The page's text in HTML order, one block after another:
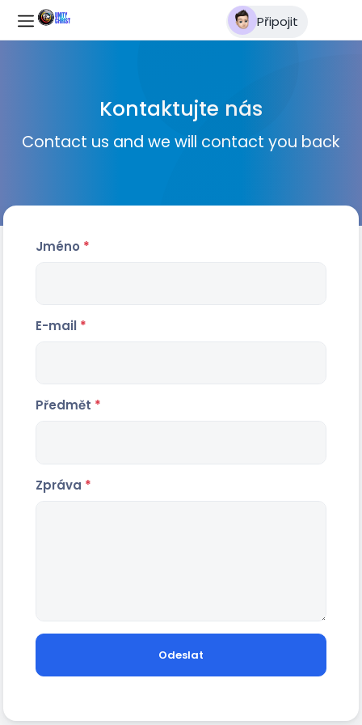
Připojit
Kontaktujte nás
Contact us and we will contact you back
Jméno *
E-mail *
Předmět *
Zpráva *
Odeslat